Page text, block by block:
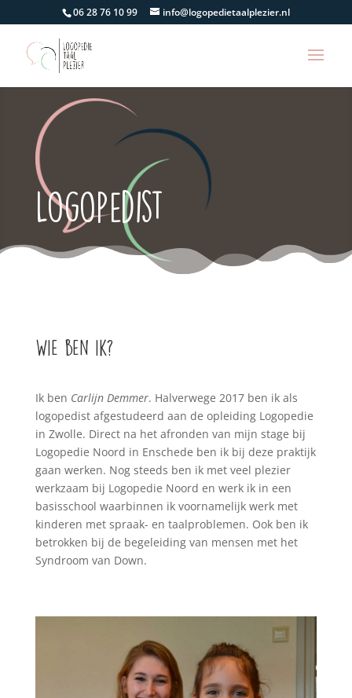
06 28 76 10 99 info@logopedietaalplezier.nl
Logopedist
Wie ben ik?
Ik ben Carlijn Demmer. Halverwege 2017 ben ik als
logopedist afgestudeerd aan de opleiding Logopedie
in Zwolle. Direct na het afronden van mijn stage bij
Logopedie Noord in Enschede ben ik bij deze praktijk
gaan werken. Nog steeds ben ik met veel plezier
werkzaam bij Logopedie Noord en werk ik in een
basisschool waarbinnen ik voornamelijk werk met
kinderen met spraak- en taalproblemen. Ook ben ik
betrokken bij de begeleiding van mensen met het
Syndroom van Down.